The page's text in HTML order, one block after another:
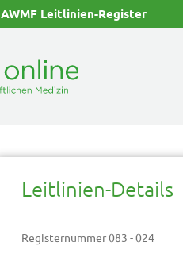
AWMF Leitlinien-Register
Leitlinien-Details
Registernummer 083 - 024